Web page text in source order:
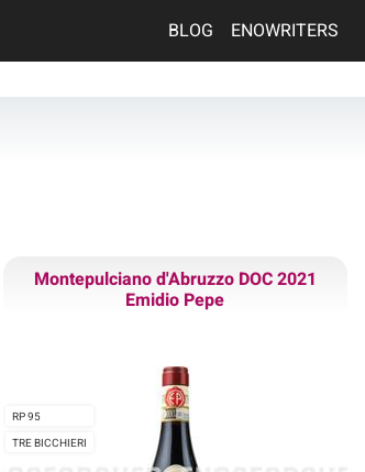
BLOG ENOWRITERS
Montepulciano d'Abruzzo DOC 2021
Emidio Pepe
RP 95
TRE BICCHIERI